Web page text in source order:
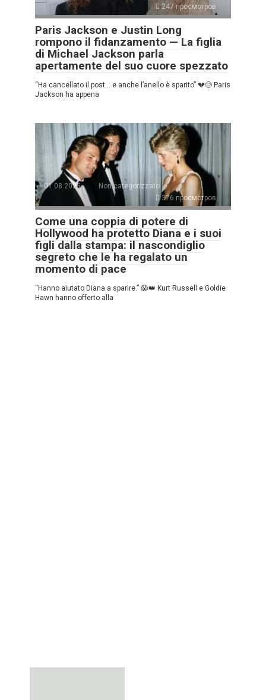
247 просмотров
Paris Jackson e Justin Long
rompono il fidanzamento — La figlia
di Michael Jackson parla
apertamente del suo cuore spezzato
“Ha cancellato il post… e anche l’anello è sparito” 💔😢 Paris
Jackson ha appena
01.08.2025
Non categorizzato
376 просмотров
Come una coppia di potere di
Hollywood ha protetto Diana e i suoi
figli dalla stampa: il nascondiglio
segreto che le ha regalato un
momento di pace
“Hanno aiutato Diana a sparire.” 😱👑 Kurt Russell e Goldie
Hawn hanno offerto alla